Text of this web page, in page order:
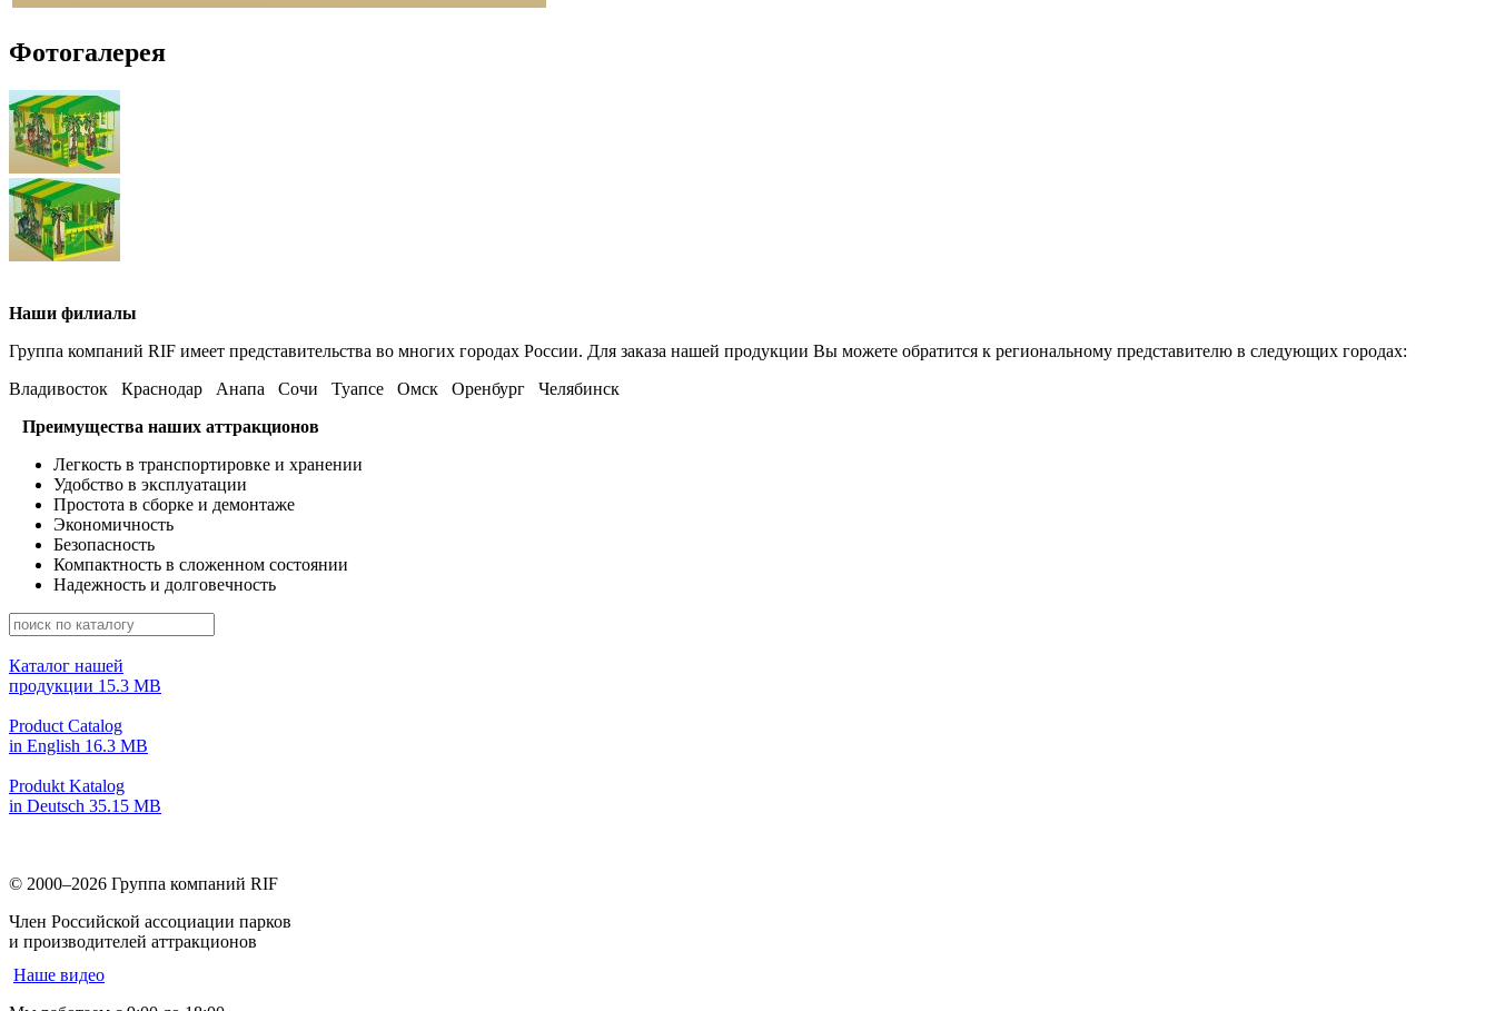
Фотогалерея
Наши филиалы
Группа компаний RIF имеет представительства во многих городах России. Для заказа нашей продукции Вы можете обратится к региональному представителю в следующих городах:
Владивосток Краснодар Анапа Сочи Туапсе Омск Оренбург Челябинск
Преимущества наших аттракционов
Легкость в транспортировке и хранении
Удобство в эксплуатации
Простота в сборке и демонтаже
Экономичность
Безопасность
Компактность в сложенном состоянии
Надежность и долговечность
Каталог нашей
продукции 15.3 MB
Product Catalog
in English 16.3 MB
Produkt Katalog
in Deutsch 35.15 MB
© 2000–2026 Группа компаний RIF
Член Российской ассоциации парков
и производителей аттракционов
Наше видео